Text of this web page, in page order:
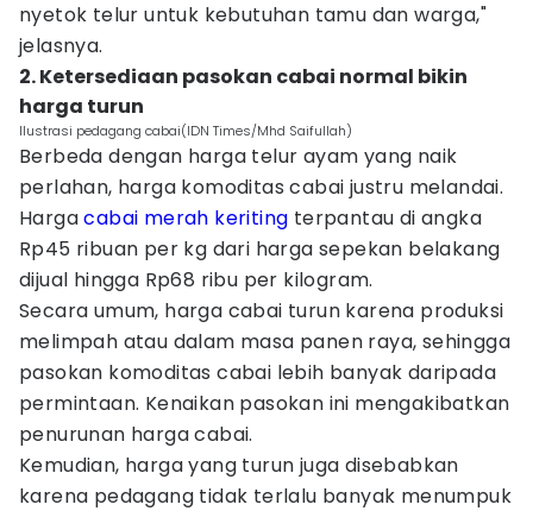
nyetok telur untuk kebutuhan tamu dan warga,"
jelasnya.
2. Ketersediaan pasokan cabai normal bikin
harga turun
Ilustrasi pedagang cabai(IDN Times/Mhd Saifullah)
Berbeda dengan harga telur ayam yang naik
perlahan, harga komoditas cabai justru melandai.
Hargacabai merah keriting terpantau di angka
Rp45 ribuan per kg dari harga sepekan belakang
dijual hingga Rp68 ribu per kilogram.
Secara umum, harga cabai turun karena produksi
melimpah atau dalam masa panen raya, sehingga
pasokan komoditas cabai lebih banyak daripada
permintaan. Kenaikan pasokan ini mengakibatkan
penurunan harga cabai.
Kemudian, harga yang turun juga disebabkan
karena pedagang tidak terlalu banyak menumpuk